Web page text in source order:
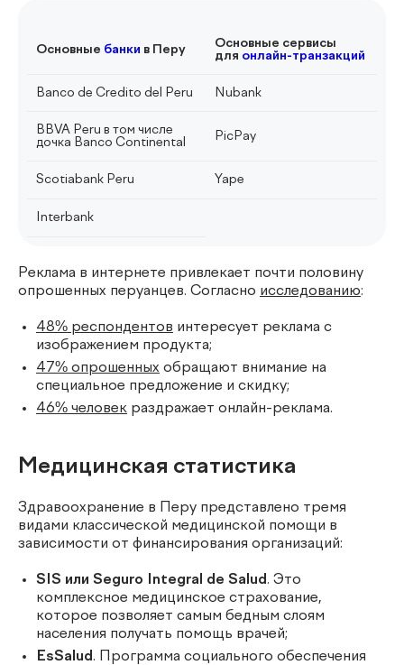
Основные банки в Перу
Основные сервисы
для онлайн-транзакций
Banco de Credito del Peru Nubank
BBVA Peru в том числе
дочка Banco Continental
PicPay
Scotiabank Peru Yape
Interbank
Реклама в интернете привлекает почти половину
опрошенных перуанцев. Согласно исследованию:
48% респондентов интересует реклама с
изображением продукта;
47% опрошенных обращают внимание на
специальное предложение и скидку;
46% человек раздражает онлайн-реклама.
Медицинская статистика
Здравоохранение в Перу представлено тремя
видами классической медицинской помощи в
зависимости от финансирования организаций:
SIS или Seguro Integral de Salud. Это
комплексное медицинское страхование,
которое позволяет самым бедным слоям
населения получать помощь врачей;
EsSalud. Программа социального обеспечения